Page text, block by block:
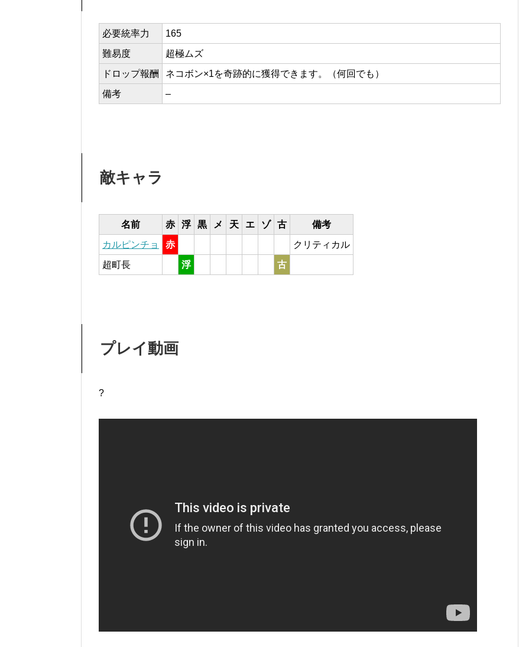
必要統率力
165
難易度
超極ムズ
ドロップ報酬
ネコボン×1を奇跡的に獲得できます。（何回でも）
備考
–
敵キャラ
名前 赤 浮 黒 メ 天 エ ゾ 古
備考
カルピンチョ
赤
クリティカル
超町長
浮 古
プレイ動画
?